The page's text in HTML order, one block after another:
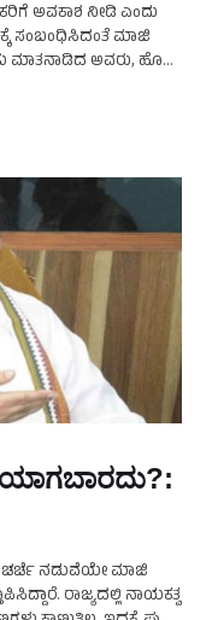
ಅವಕಾಶ ನೀಡಿ ಎಂದು
ಸಂಬಂಧಿಸಿದಂತೆ ಮಾಜಿ
ಮಾತನಾಡಿದ ಅವರು, ಹೊಸ
ಚರ್ಚೆ ನಡುವೆಯೇ ಮಾಜಿ
ರಾಜ್ಯದಲ್ಲಿ ನಾಯಕತ್ವ